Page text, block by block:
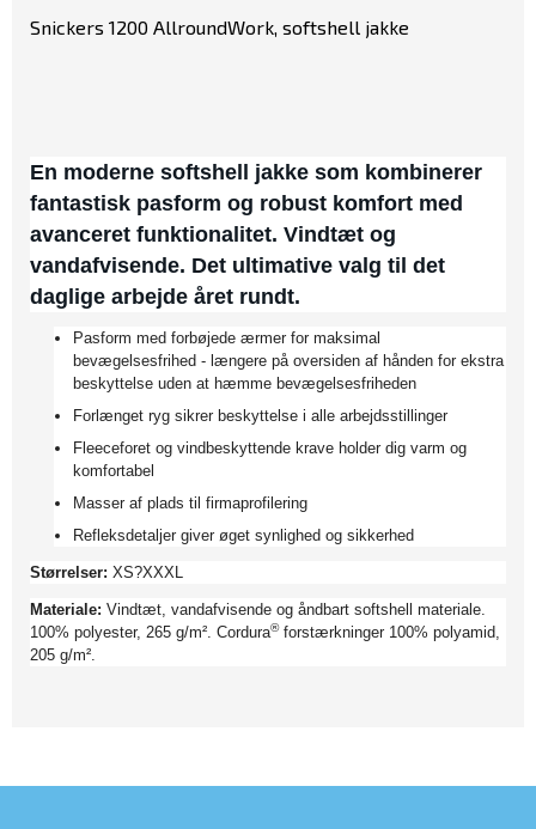
Snickers 1200 AllroundWork, softshell jakke
En moderne softshell jakke som kombinerer
fantastisk pasform og robust komfort med
avanceret funktionalitet. Vindtæt og
vandafvisende. Det ultimative valg til det
daglige arbejde året rundt.
Pasform med forbøjede ærmer for maksimal
bevægelsesfrihed - længere på oversiden af hånden for ekstra
beskyttelse uden at hæmme bevægelsesfriheden
Forlænget ryg sikrer beskyttelse i alle arbejdsstillinger
Fleeceforet og vindbeskyttende krave holder dig varm og
komfortabel
Masser af plads til firmaprofilering
Refleksdetaljer giver øget synlighed og sikkerhed
Størrelser: XS?XXXL
Materiale: Vindtæt, vandafvisende og åndbart softshell materiale.
100% polyester, 265 g/m². Cordura®forstærkninger 100% polyamid,
205 g/m².